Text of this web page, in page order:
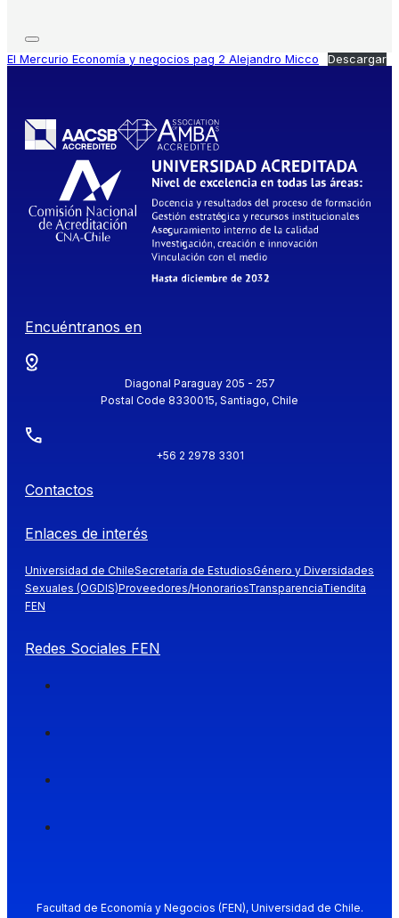
El Mercurio Economía y negocios pag 2 Alejandro Micco Descargar
Encuéntranos en
Diagonal Paraguay 205 - 257
Postal Code 8330015, Santiago, Chile
+56 2 2978 3301
Contactos
Enlaces de interés
Universidad de ChileSecretaría de EstudiosGénero y Diversidades
Sexuales (OGDIS)Proveedores/HonorariosTransparenciaTiendita
FEN
Redes Sociales FEN
Facultad de Economía y Negocios (FEN), Universidad de Chile.